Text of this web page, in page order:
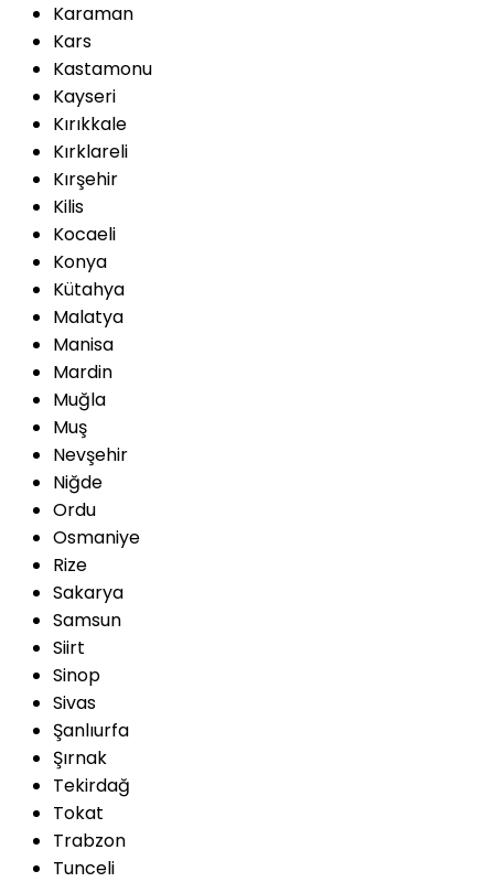
Karaman
Kars
Kastamonu
Kayseri
Kırıkkale
Kırklareli
Kırşehir
Kilis
Kocaeli
Konya
Kütahya
Malatya
Manisa
Mardin
Muğla
Muş
Nevşehir
Niğde
Ordu
Osmaniye
Rize
Sakarya
Samsun
Siirt
Sinop
Sivas
Şanlıurfa
Şırnak
Tekirdağ
Tokat
Trabzon
Tunceli